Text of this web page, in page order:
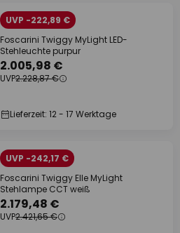
UVP -222,89 €
Foscarini Twiggy MyLight LED-
Stehleuchte purpur
2.005,98 €
UVP2.228,87 €
Lieferzeit: 12 - 17 Werktage
UVP -242,17 €
Foscarini Twiggy Elle MyLight
Stehlampe CCT weiß
2.179,48 €
UVP2.421,65 €